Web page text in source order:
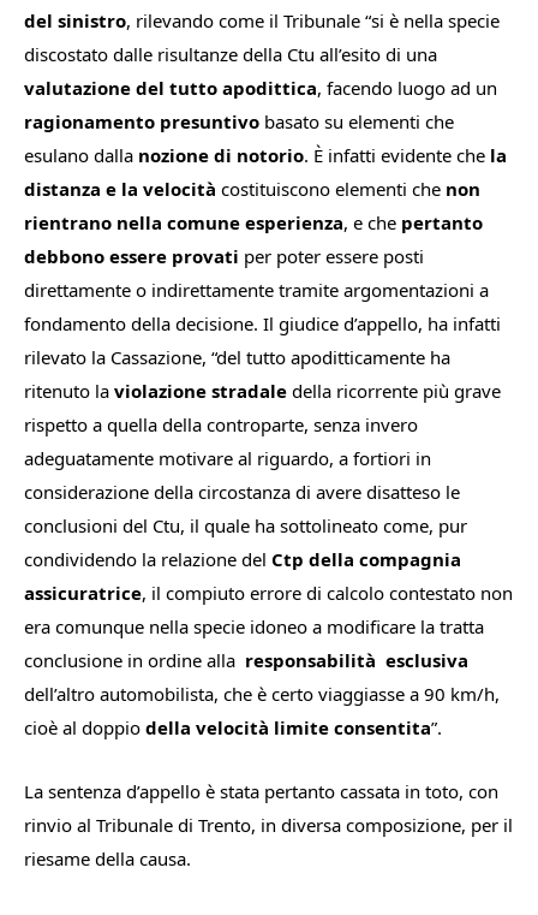
del sinistro, rilevando come il Tribunale “si è nella specie
discostato dalle risultanze della Ctu all’esito di una
valutazione del tutto apodittica, facendo luogo ad un
ragionamento presuntivo basato su elementi che
esulano dalla nozione di notorio. È infatti evidente che la
distanza e la velocità costituiscono elementi che non
rientrano nella comune esperienza, e che pertanto
debbono essere provati per poter essere posti
direttamente o indirettamente tramite argomentazioni a
fondamento della decisione. Il giudice d’appello, ha infatti
rilevato la Cassazione, “del tutto apoditticamente ha
ritenuto la violazione stradale della ricorrente più grave
rispetto a quella della controparte, senza invero
adeguatamente motivare al riguardo, a fortiori in
considerazione della circostanza di avere disatteso le
conclusioni del Ctu, il quale ha sottolineato come, pur
condividendo la relazione del Ctp della compagnia
assicuratrice, il compiuto errore di calcolo contestato non
era comunque nella specie idoneo a modificare la tratta
conclusione in ordine alla responsabilità esclusiva
dell’altro automobilista, che è certo viaggiasse a 90 km/h,
cioè al doppio della velocità limite consentita”.
La sentenza d’appello è stata pertanto cassata in toto, con
rinvio al Tribunale di Trento, in diversa composizione, per il
riesame della causa.